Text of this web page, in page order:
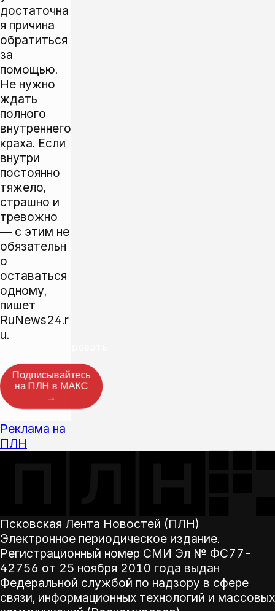
достаточна
я причина
обратиться
за
помощью.
Не нужно
ждать
полного
внутреннего
краха. Если
внутри
постоянно
тяжело,
страшно и
тревожно
— с этим не
обязательн
о
оставаться
одному,
пишет
RuNews24.r
u.
Подписывайтесь
на ПЛН в МАКС
→
Реклама на
ПЛН
Псковская Лента Новостей (ПЛН)
Электронное периодическое издание.
Регистрационный номер СМИ Эл № ФС77-
42756 от 25 ноября 2010 года выдан
Федеральной службой по надзору в сфере
связи, информационных технологий и массовых